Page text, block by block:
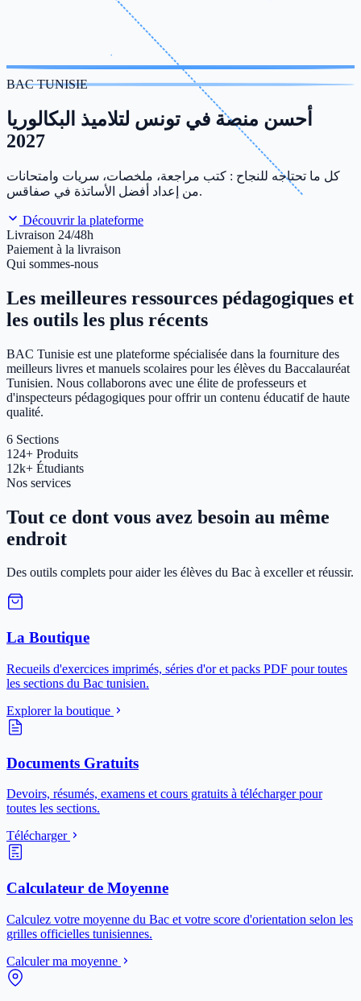
BAC TUNISIE
أحسن منصة في تونس لتلاميذ البكالوريا
2027
كل ما تحتاجه للنجاح : كتب مراجعة، ملخصات، سريات وامتحانات
من إعداد أفضل الأساتذة في صفاقس.
Découvrir la plateforme
Livraison 24/48h
Paiement à la livraison
Qui sommes-nous
Les meilleures ressources pédagogiques et
les outils les plus récents
BAC Tunisie est une plateforme spécialisée dans la fourniture des
meilleurs livres et manuels scolaires pour les élèves du Baccalauréat
Tunisien. Nous collaborons avec une élite de professeurs et
d'inspecteurs pédagogiques pour offrir un contenu éducatif de haute
qualité.
6 Sections
124+ Produits
12k+ Étudiants
Nos services
Tout ce dont vous avez besoin au même
endroit
Des outils complets pour aider les élèves du Bac à exceller et réussir.
La Boutique
Recueils d'exercices imprimés, séries d'or et packs PDF pour toutes
les sections du Bac tunisien.
Explorer la boutique
Documents Gratuits
Devoirs, résumés, examens et cours gratuits à télécharger pour
toutes les sections.
Télécharger
Calculateur de Moyenne
Calculez votre moyenne du Bac et votre score d'orientation selon les
grilles officielles tunisiennes.
Calculer ma moyenne